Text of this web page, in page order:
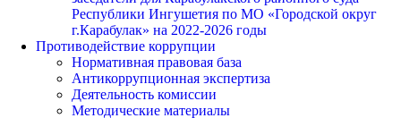
Республики Ингушетия по МО «Городской округ
г.Карабулак» на 2022-2026 годы
Противодействие коррупции
Нормативная правовая база
Антикоррупционная экспертиза
Деятельность комиссии
Методические материалы